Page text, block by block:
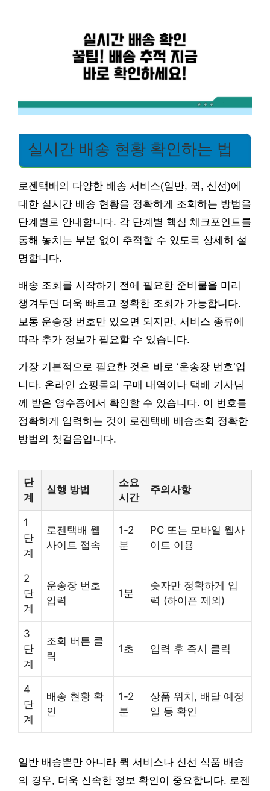
실시간 배송 현황 확인하는 법
로젠택배의 다양한 배송 서비스(일반, 퀵, 신선)에
대한 실시간 배송 현황을 정확하게 조회하는 방법을
단계별로 안내합니다. 각 단계별 핵심 체크포인트를
통해 놓치는 부분 없이 추적할 수 있도록 상세히 설
명합니다.
배송 조회를 시작하기 전에 필요한 준비물을 미리
챙겨두면 더욱 빠르고 정확한 조회가 가능합니다.
보통 운송장 번호만 있으면 되지만, 서비스 종류에
따라 추가 정보가 필요할 수 있습니다.
가장 기본적으로 필요한 것은 바로 ‘운송장 번호’입
니다. 온라인 쇼핑몰의 구매 내역이나 택배 기사님
께 받은 영수증에서 확인할 수 있습니다. 이 번호를
정확하게 입력하는 것이 로젠택배 배송조회 정확한
방법의 첫걸음입니다.
단
계
실행 방법
소요
시간
주의사항
1
단
계
로젠택배 웹
사이트 접속
1-2
분
PC 또는 모바일 웹사
이트 이용
2
단
계
운송장 번호
입력
1분
숫자만 정확하게 입
력 (하이픈 제외)
3
단
계
조회 버튼 클
릭
1초 입력 후 즉시 클릭
4
단
계
배송 현황 확
인
1-2
분
상품 위치, 배달 예정
일 등 확인
일반 배송뿐만 아니라 퀵 서비스나 신선 식품 배송
의 경우, 더욱 신속한 정보 확인이 중요합니다. 로젠